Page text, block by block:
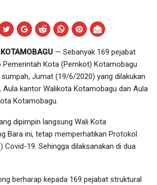
— Sebanyak 169 pejabat
Pemerintah Kota (Pemkot) Kotamobagu
Jumat (19/6/2020) yang dilakukan
Aula kantor Walikota Kotamobagu dan Aula
Kotamobagu.
dipimpin langsung Wali Kota
Bara ini, tetap memperhatikan Protokol
Covid-19. Sehingga dilaksanakan di dua
berharap kepada 169 pejabat struktural